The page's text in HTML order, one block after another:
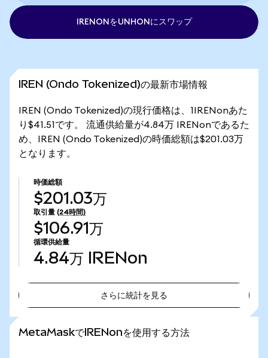
IRENONをUNHONにスワップ
IREN (Ondo Tokenized)の最新市場情報
IREN (Ondo Tokenized)の現行価格は、1IRENonあた
り$41.51です。 流通供給量が4.84万 IRENonであるた
め、IREN (Ondo Tokenized)の時価総額は$201.03万
となります。
時価総額
$201.03万
取引量 (24時間)
$106.91万
循環供給量
4.84万 IRENon
さらに統計を見る
MetaMaskでIRENonを使用する方法